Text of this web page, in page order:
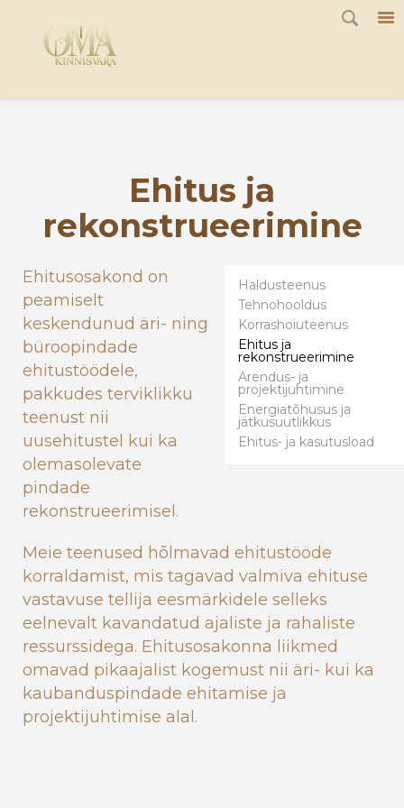
Ehitus ja
rekonstrueerimine
Haldusteenus
Tehnohooldus
Korrashoiuteenus
Ehitus ja
rekonstrueerimine
Arendus- ja
projektijuhtimine
Energiatõhusus ja
jätkusuutlikkus
Ehitus- ja kasutusload
Ehitusosakond on
peamiselt
keskendunud äri- ning
büroopindade
ehitustöödele,
pakkudes terviklikku
teenust nii
uusehitustel kui ka
olemasolevate
pindade
rekonstrueerimisel.
Meie teenused hõlmavad ehitustööde
korraldamist, mis tagavad valmiva ehituse
vastavuse tellija eesmärkidele selleks
eelnevalt kavandatud ajaliste ja rahaliste
ressurssidega. Ehitusosakonna liikmed
omavad pikaajalist kogemust nii äri- kui ka
kaubanduspindade ehitamise ja
projektijuhtimise alal.